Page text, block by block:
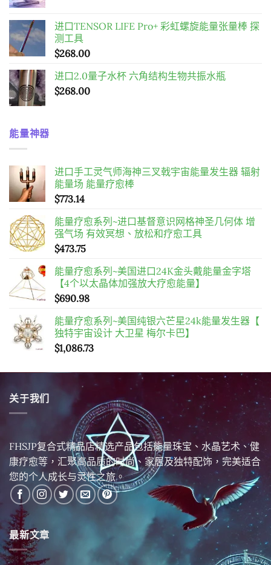
进口TENSOR LIFE Pro+ 彩虹螺旋能量张量棒 探
测工具
$268.00
进口2.0量子水杯 六角结构生物共振水瓶
$268.00
能量神器
进口手工灵气师海神三叉戟宇宙能量发生器 辐射
能量场 能量疗愈棒
$773.14
能量疗愈系列~进口基督意识网格神圣几何体 增
强气场 有效冥想、放松和疗愈工具
$473.75
能量疗愈系列~美国进口24K金头戴能量金字塔
【4个以太晶体加强放大疗愈能量】
$690.98
能量疗愈系列~美国纯银六芒星24k能量发生器【
独特宇宙设计 大卫星 梅尔卡巴】
$1,086.73
关于我们
FHSJP复合式精品店精选产品包括能量珠宝、水晶艺术、健
康疗愈等，汇聚高品质的时尚、家居及独特配饰，完美适合
您的个人成长与灵性之旅。
最新文章